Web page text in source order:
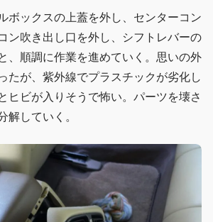
？ PHOTO／REPORT：山崎 龍
ボックスの上蓋を外し、センターコン
ン吹き出し口を外し、シフトレバーの
順調に作業を進めていく。思いの外
たが、紫外線でプラスチックが劣化し
ヒビが入りそうで怖い。パーツを壊さ
解していく。